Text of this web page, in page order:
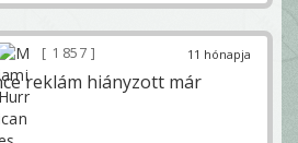
11 hónapja
1 857
reklám hiányzott már